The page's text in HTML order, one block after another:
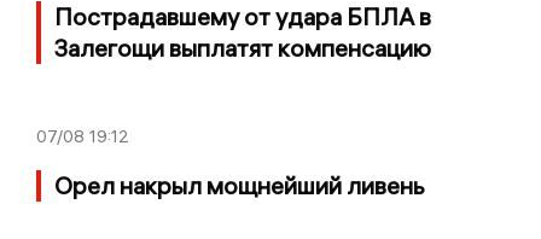
Пострадавшему от удара БПЛА в
Залегощи выплатят компенсацию
07/08 19:12
Орел накрыл мощнейший ливень